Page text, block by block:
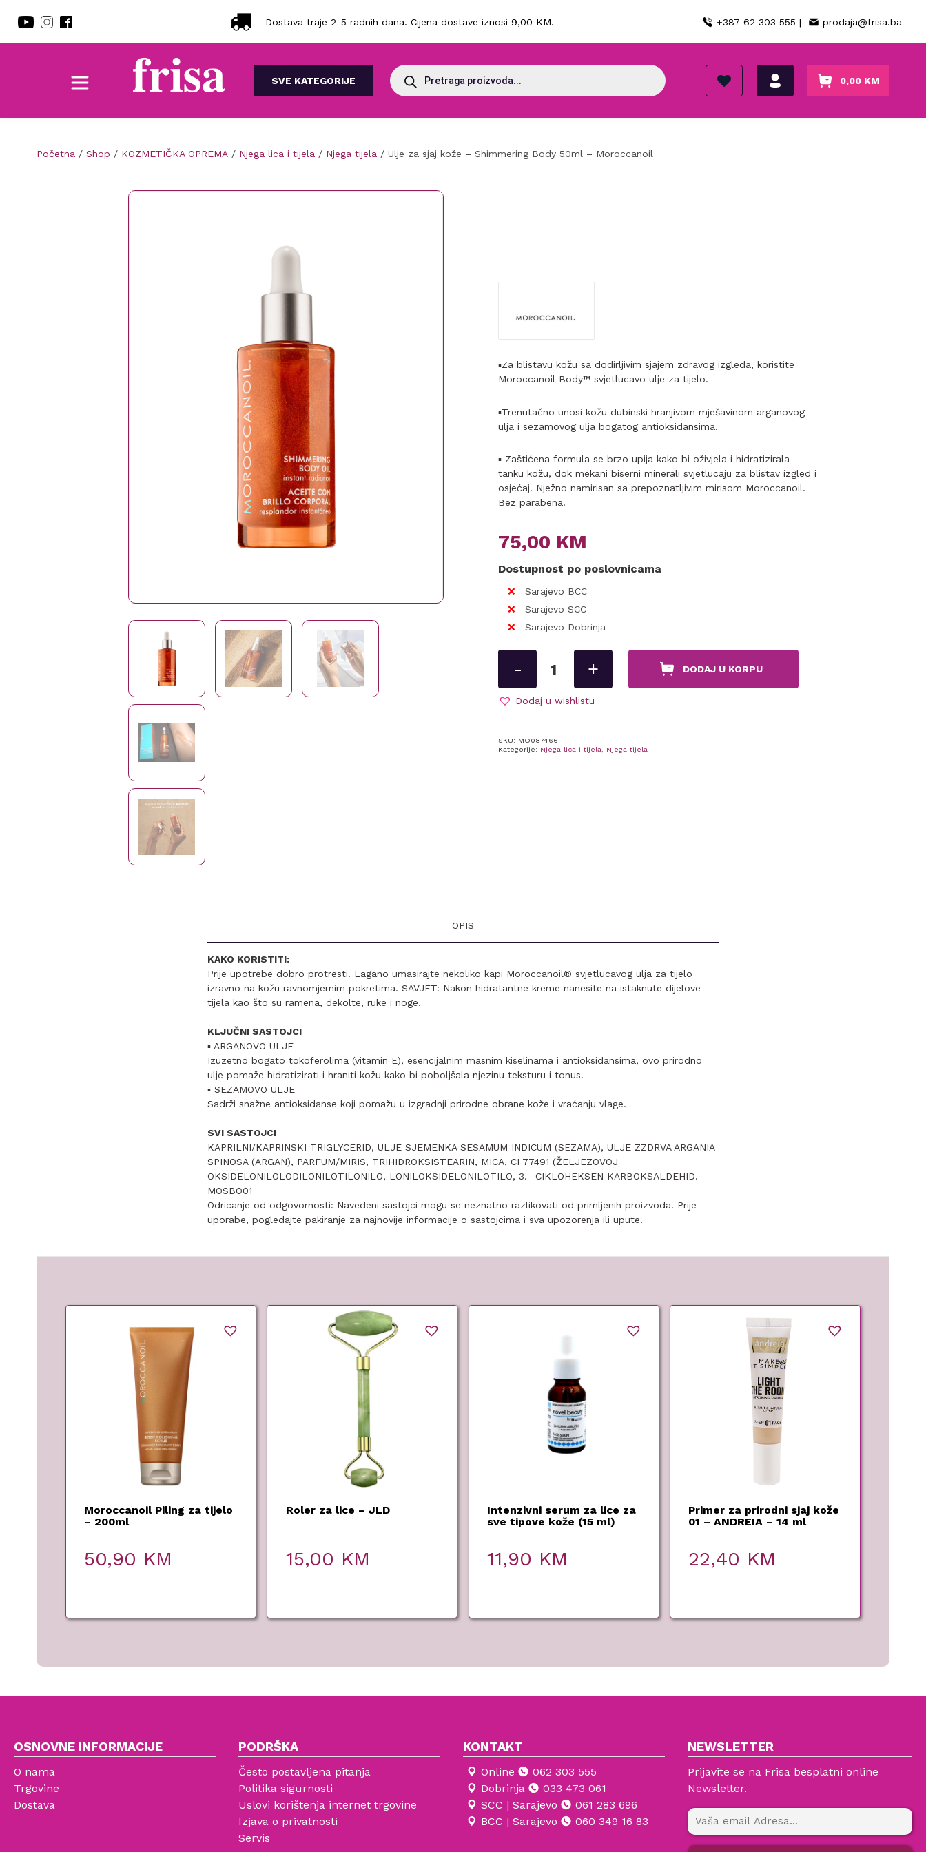
Dostava traje 2-5 radnih dana. Cijena dostave iznosi 9,00 KM. +387 62 303 555 | prodaja@frisa.ba
SVE KATEGORIJE
Products
search
0,00 KM
Početna / Shop / KOZMETIČKA OPREMA / Njega lica i tijela / Njega tijela / Ulje za sjaj kože – Shimmering Body 50ml – Moroccanoil
▪Za blistavu kožu sa dodirljivim sjajem zdravog izgleda, koristite
Moroccanoil Body™ svjetlucavo ulje za tijelo.
▪Trenutačno unosi kožu dubinski hranjivom mješavinom arganovog
ulja i sezamovog ulja bogatog antioksidansima.
▪ Zaštićena formula se brzo upija kako bi oživjela i hidratizirala
tanku kožu, dok mekani biserni minerali svjetlucaju za blistav izgled i
osjećaj. Nježno namirisan sa prepoznatljivim mirisom Moroccanoil.
Bez parabena.
75,00 KM
Dostupnost po poslovnicama
Sarajevo BCC
Sarajevo SCC
Sarajevo Dobrinja
-
sjaj
kože
Body
+ DODAJ U KORPU
Dodaj u wishlistu
SKU: MO087466
Kategorije: Njega lica i tijela, Njega tijela
OPIS
KAKO KORISTITI:
Prije upotrebe dobro protresti. Lagano umasirajte nekoliko kapi Moroccanoil® svjetlucavog ulja za tijelo
izravno na kožu ravnomjernim pokretima. SAVJET: Nakon hidratantne kreme nanesite na istaknute dijelove
tijela kao što su ramena, dekolte, ruke i noge.
KLJUČNI SASTOJCI
▪ ARGANOVO ULJE
Izuzetno bogato tokoferolima (vitamin E), esencijalnim masnim kiselinama i antioksidansima, ovo prirodno
ulje pomaže hidratizirati i hraniti kožu kako bi poboljšala njezinu teksturu i tonus.
▪ SEZAMOVO ULJE
Sadrži snažne antioksidanse koji pomažu u izgradnji prirodne obrane kože i vraćanju vlage.
SVI SASTOJCI
KAPRILNI/KAPRINSKI TRIGLYCERID, ULJE SJEMENKA SESAMUM INDICUM (SEZAMA), ULJE ZZDRVA ARGANIA
SPINOSA (ARGAN), PARFUM/MIRIS, TRIHIDROKSISTEARIN, MICA, CI 77491 (ŽELJEZOVOJ
OKSIDELONILOLODILONILOTILONILO, LONILOKSIDELONILOTILO, 3. -CIKLOHEKSEN KARBOKSALDEHID.
MOSBO01
Odricanje od odgovornosti: Navedeni sastojci mogu se neznatno razlikovati od primljenih proizvoda. Prije
uporabe, pogledajte pakiranje za najnovije informacije o sastojcima i sva upozorenja ili upute.
Moroccanoil Piling za tijelo
– 200ml
50,90 KM
Roler za lice – JLD
15,00 KM
Intenzivni serum za lice za
sve tipove kože (15 ml)
11,90 KM
Primer za prirodni sjaj kože
01 – ANDREIA – 14 ml
22,40 KM
OSNOVNE INFORMACIJE
O nama
Trgovine
Dostava
PODRŠKA
Često postavljena pitanja
Politika sigurnosti
Uslovi korištenja internet trgovine
Izjava o privatnosti
Servis
KONTAKT
Online
062 303 555
Dobrinja
033 473 061
SCC | Sarajevo
061 283 696
BCC | Sarajevo
060 349 16 83
NEWSLETTER
Prijavite se na Frisa besplatni online
Newsletter.